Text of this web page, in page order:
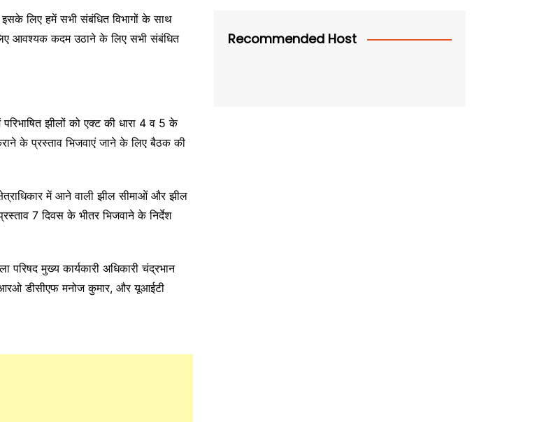
लिए हमें सभी संबंधित विभागों के साथ
आवश्यक कदम उठाने के लिए सभी संबंधित
झीलों को एक्ट की धारा 4 व 5 के
के प्रस्ताव भिजवाएं जाने के लिए बैठक की
में आने वाली झील सीमाओं और झील
7 दिवस के भीतर भिजवाने के निर्देश
परिषद मुख्य कार्यकारी अधिकारी चंद्रभान
डीसीएफ मनोज कुमार, और यूआईटी
Recommended Host